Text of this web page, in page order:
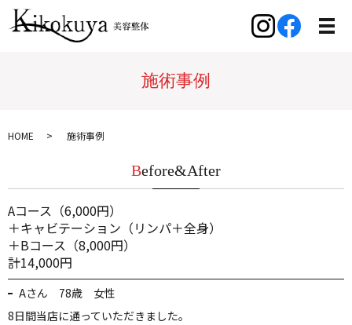
施術事例
HOME 施術事例
Before&After
Aコース（6,000円）
＋キャビテーション（リンパ＋全身）
＋Bコース（8,000円）
計14,000円
Aさん 78歳 女性
8日間当店に通っていただきました。